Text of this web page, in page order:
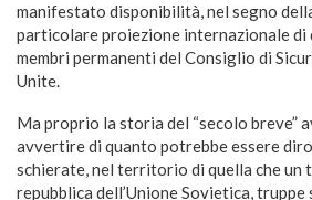
manifestato disponibilità, nel segno
particolare proiezione internazionale di
membri permanenti del Consiglio di
Unite.
Ma proprio la storia del “secolo breve”
avvertire di quanto potrebbe essere
schierate, nel territorio di quella che un
repubblica dell’Unione Sovietica,